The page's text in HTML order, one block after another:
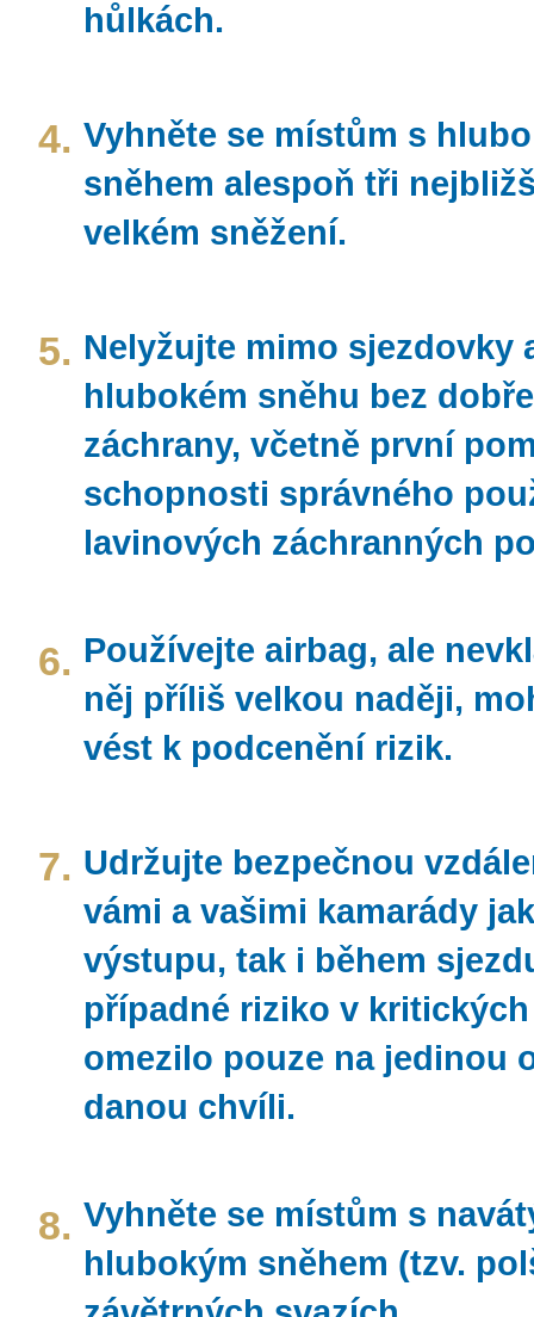
hůlkách.
4. Vyhněte se místům s
sněhem alespoň tři
velkém sněžení.
5. Nelyžujte mimo sjezdovky
hlubokém sněhu bez
záchrany, včetně první
schopnosti správného
lavinových záchranných
6. Používejte airbag, ale
něj příliš velkou naději,
vést k podcenění rizik.
7. Udržujte bezpečnou
vámi a vašimi kamarády
výstupu, tak i během
případné riziko v
omezilo pouze na jedinou
danou chvíli.
8. Vyhněte se místům s
hlubokým sněhem (tzv.